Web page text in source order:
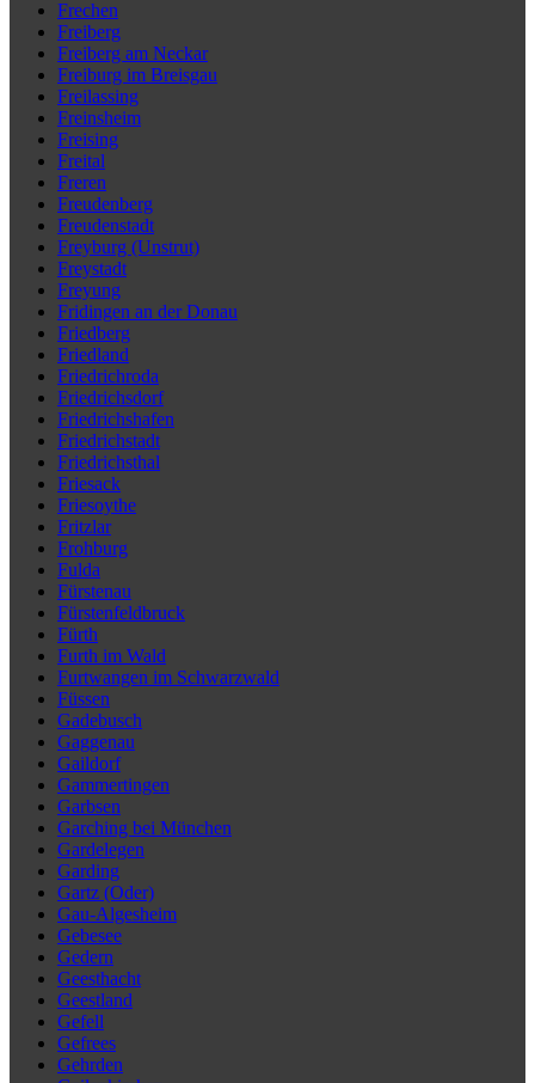
Frechen
Freiberg
Freiberg am Neckar
Freiburg im Breisgau
Freilassing
Freinsheim
Freising
Freital
Freren
Freudenberg
Freudenstadt
Freyburg (Unstrut)
Freystadt
Freyung
Fridingen an der Donau
Friedberg
Friedland
Friedrichroda
Friedrichsdorf
Friedrichshafen
Friedrichstadt
Friedrichsthal
Friesack
Friesoythe
Fritzlar
Frohburg
Fulda
Fürstenau
Fürstenfeldbruck
Fürth
Furth im Wald
Furtwangen im Schwarzwald
Füssen
Gadebusch
Gaggenau
Gaildorf
Gammertingen
Garbsen
Garching bei München
Gardelegen
Garding
Gartz (Oder)
Gau-Algesheim
Gebesee
Gedern
Geesthacht
Geestland
Gefell
Gefrees
Gehrden